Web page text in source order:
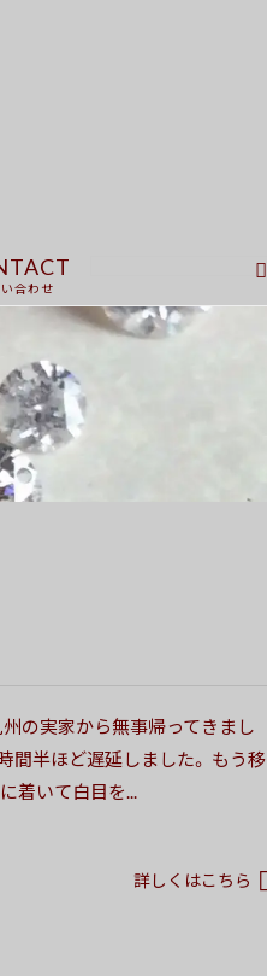
合わせ
の実家から無事帰ってきまし
間半ほど遅延しました。 もう移
着いて白目を...
詳しくはこちら